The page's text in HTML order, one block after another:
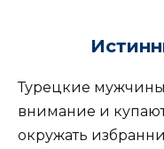
Турецкие
внимание и
окружать